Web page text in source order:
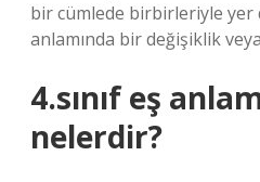
bir cümlede birbirleriyle
anlamında bir değişiklik
4.sınıf eş
nelerdir?